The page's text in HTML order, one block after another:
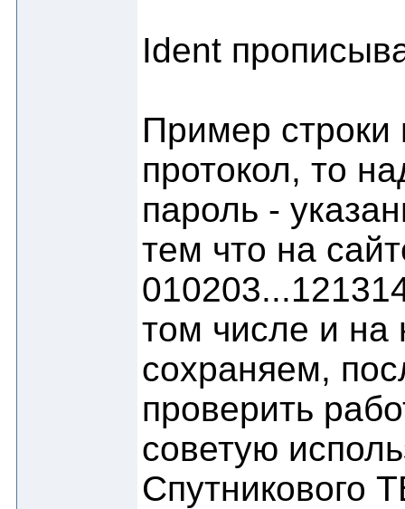
Ident
Пример строки
протокол, то
пароль -
тем что на
том числе и на
сохраняем,
проверить
советую
Cпутникового